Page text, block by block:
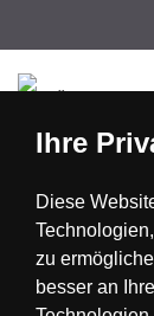
Nederland
Ihre
Diese
zu
besser an